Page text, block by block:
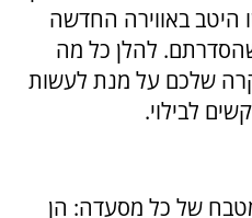
היטב באווירה החדשה
להלן כל מה
שלכם על מנת לעשות
לבילוי.
של כל מסעדה: הן